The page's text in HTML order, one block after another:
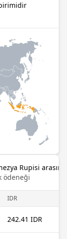
Rupisi
ödeneği
IDR
242.41 IDR